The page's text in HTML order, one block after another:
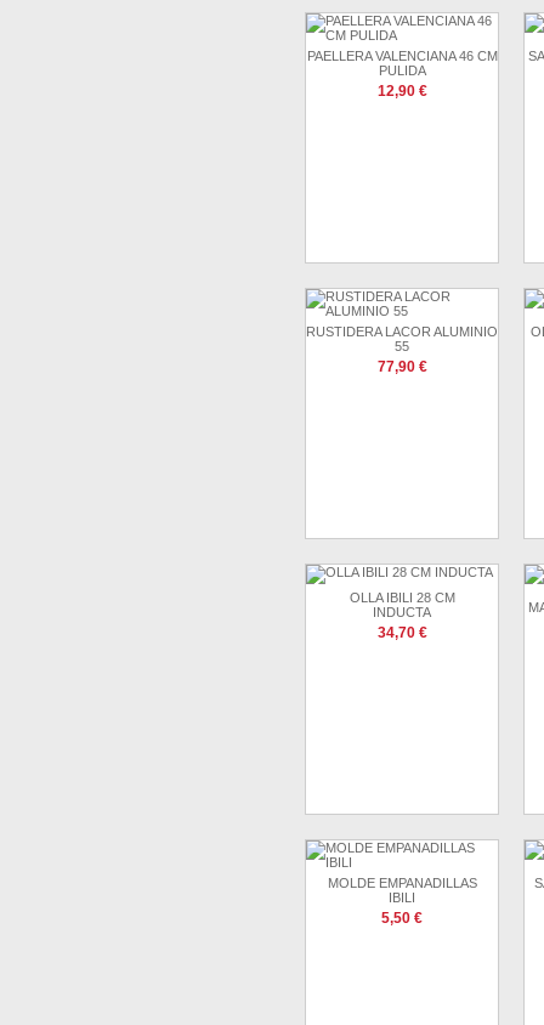
PAELLERA VALENCIANA 46 CM
PULIDA
12,90 €
RUSTIDERA LACOR ALUMINIO
55
77,90 €
OLLA IBILI 28 CM
INDUCTA
34,70 €
MOLDE EMPANADILLAS
IBILI
5,50 €